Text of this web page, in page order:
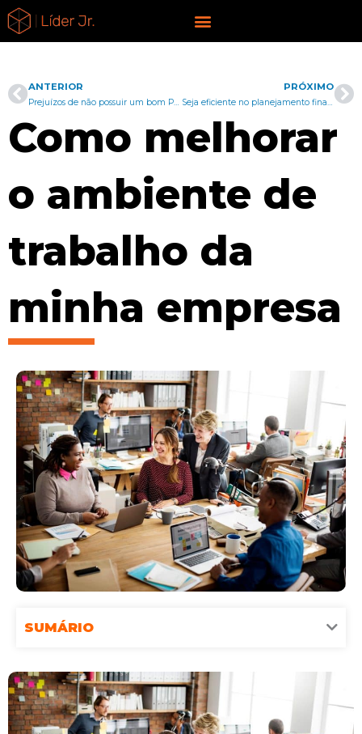
liderjr.com
para
Anterior
ANTERIOR
Prejuízos de não possuir um bom Plano de Negócios em um investimento
PRÓXIMO
Seja eficiente no planejamento financeiro da sua empresa
Como melhorar
o ambiente de
trabalho da
minha empresa
SUMÁRIO